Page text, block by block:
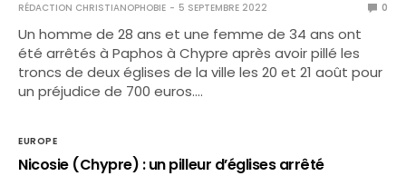
RÉDACTION CHRISTIANOPHOBIE 5 SEPTEMBRE 2022 0
Un homme de 28 ans et une femme de 34 ans ont
été arrêtés à Paphos à Chypre après avoir pillé les
troncs de deux églises de la ville les 20 et 21 août pour
un préjudice de 700 euros.…
EUROPE
Nicosie (Chypre) : un pilleur d’églises arrêté